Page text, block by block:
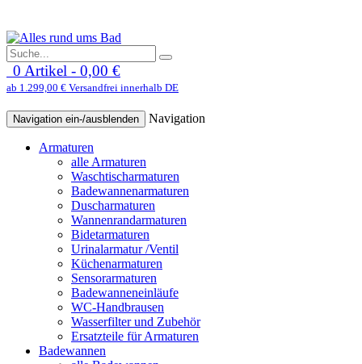
0 Artikel - 0,00 €
ab 1.299,00 € Versandfrei innerhalb DE
Navigation ein-/ausblenden Navigation
Armaturen
alle Armaturen
Waschtischarmaturen
Badewannenarmaturen
Duscharmaturen
Wannenrandarmaturen
Bidetarmaturen
Urinalarmatur /Ventil
Küchenarmaturen
Sensorarmaturen
Badewanneneinläufe
WC-Handbrausen
Wasserfilter und Zubehör
Ersatzteile für Armaturen
Badewannen